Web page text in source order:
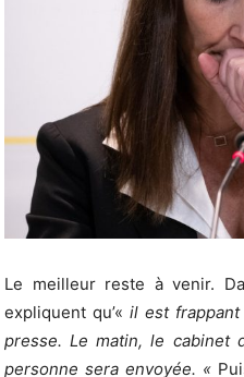
Le meilleur reste à venir.
expliquent qu’« il est
presse. Le matin, le cabinet
personne sera envoyée. «